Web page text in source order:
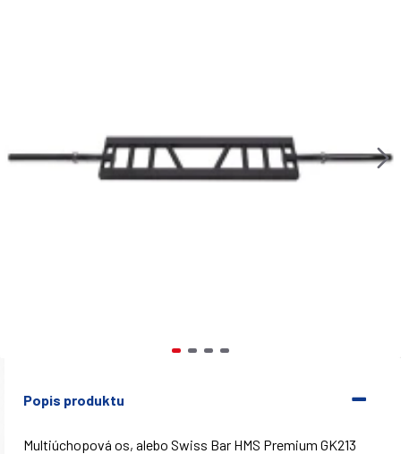
Popis produktu
Multiúchopová os, alebo Swiss Bar HMS Premium GK213